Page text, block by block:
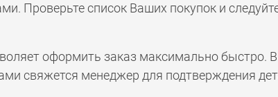
Проверьте список Ваших покупок и
оформить заказ максимально быстро.
свяжется менеджер для подтверждения